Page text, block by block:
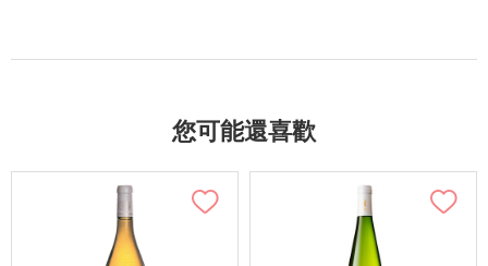
您可能還喜歡